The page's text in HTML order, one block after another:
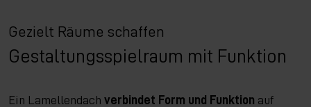
Gezielt Räume schaffen
Gestaltungsspielraum mit Funktion
Ein Lamellendach verbindet Form und Funktion auf